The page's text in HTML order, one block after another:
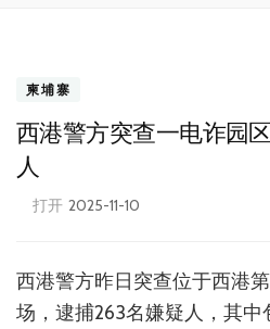
柬埔寨
西港警方突查一电诈园
人
打开 2025-11-10
西港警方昨日突查位于西港
场，逮捕263名嫌疑人，其中